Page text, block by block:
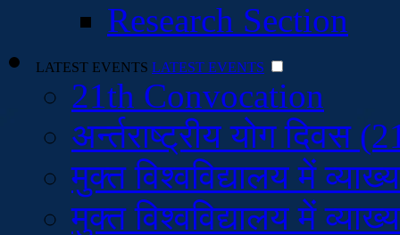
Research Section
LATEST EVENTS LATEST EVENTS
21th Convocation
अर्न्तराष्ट्रीय योग दिवस
मुक्त विश्वविद्यालय में
मुक्त विश्वविद्यालय में